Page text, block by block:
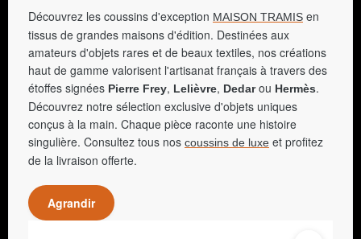
Découvrez les coussins d'exception MAISON TRAMIS en
tissus de grandes maisons d'édition. Destinées aux
amateurs d'objets rares et de beaux textiles, nos créations
haut de gamme valorisent l'artisanat français à travers des
étoffes signées Pierre Frey, Lelièvre, Dedarou Hermès.
Découvrez notre sélection exclusive d'objets uniques
conçus à la main. Chaque pièce raconte une histoire
singulière. Consultez tous nos coussins de luxe et profitez
de la livraison offerte.
Agrandir